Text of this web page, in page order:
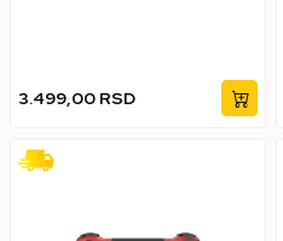
3.499,00 RSD